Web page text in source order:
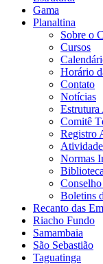
Gama
Planaltina
Sobre o
Cursos
Horário
Contato
Notícias
Estrutura
Comitê
Registro
Normas
Biblioteca
Boletins
Recanto das
Riacho Fundo
Samambaia
São Sebastião
Taguatinga